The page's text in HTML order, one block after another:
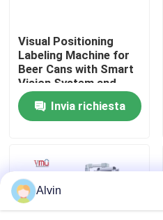
Controllo di qualità
Contattici
Notizie
Richieda una citazione
etichettatrice automatica
Visual Positioning
Labeling Machine for
Beer Cans with Smart
Vision System and
High Speed (1200-
2400 Cans/Minute) for
Precision Placement
Invia richiesta
Alvin